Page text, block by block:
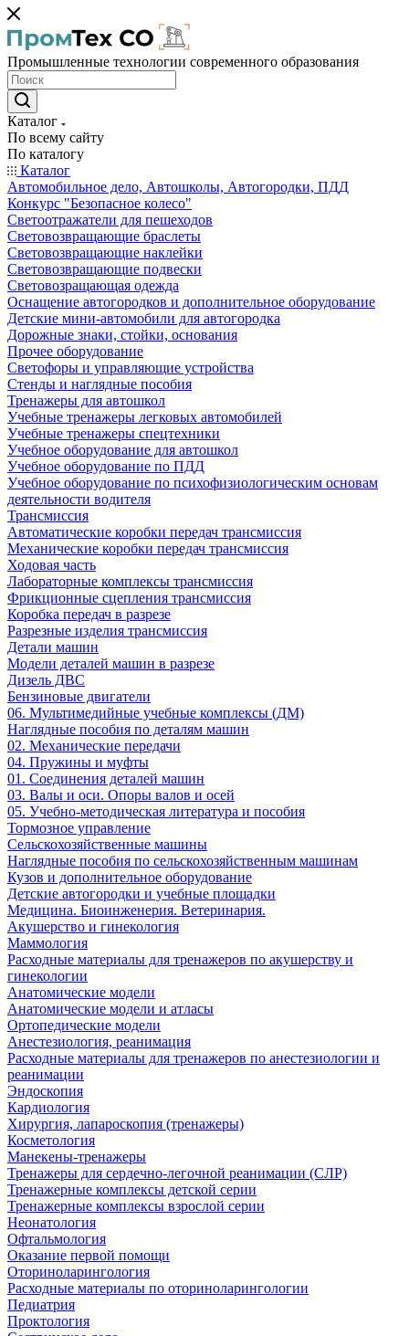
Промышленные технологии современного образования
Каталог
По всему сайту
По каталогу
Каталог
Автомобильное дело, Автошколы, Автогородки, ПДД
Конкурс "Безопасное колесо"
Светоотражатели для пешеходов
Световозвращающие браслеты
Световозвращающие наклейки
Световозвращающие подвески
Световозращающая одежда
Оснащение автогородков и дополнительное оборудование
Детские мини-автомобили для автогородка
Дорожные знаки, стойки, основания
Прочее оборудование
Светофоры и управляющие устройства
Стенды и наглядные пособия
Тренажеры для автошкол
Учебные тренажеры легковых автомобилей
Учебные тренажеры спецтехники
Учебное оборудование для автошкол
Учебное оборудование по ПДД
Учебное оборудование по психофизиологическим основам
деятельности водителя
Трансмиссия
Автоматические коробки передач трансмиссия
Механические коробки передач трансмиссия
Ходовая часть
Лабораторные комплексы трансмиссия
Фрикционные сцепления трансмиссия
Коробка передач в разрезе
Разрезные изделия трансмиссия
Детали машин
Модели деталей машин в разрезе
Дизель ДВС
Бензиновые двигатели
06. Мультимедийные учебные комплексы (ДМ)
Наглядные пособия по деталям машин
02. Механические передачи
04. Пружины и муфты
01. Соединения деталей машин
03. Валы и оси. Опоры валов и осей
05. Учебно-методическая литература и пособия
Тормозное управление
Сельскохозяйственные машины
Наглядные пособия по сельскохозяйственным машинам
Кузов и дополнительное оборудование
Детские автогородки и учебные площадки
Медицина. Биоинженерия. Ветеринария.
Акушерство и гинекология
Маммология
Расходные материалы для тренажеров по акушерству и
гинекологии
Анатомические модели
Анатомические модели и атласы
Ортопедические модели
Анестезиология, реанимация
Расходные материалы для тренажеров по анестезиологии и
реанимации
Эндоскопия
Кардиология
Хирургия, лапароскопия (тренажеры)
Косметология
Манекены-тренажеры
Тренажеры для сердечно-легочной реанимации (СЛР)
Тренажерные комплексы детской серии
Тренажерные комплексы взрослой серии
Неонатология
Офтальмология
Оказание первой помощи
Оториноларингология
Расходные материалы по оториноларингологии
Педиатрия
Проктология